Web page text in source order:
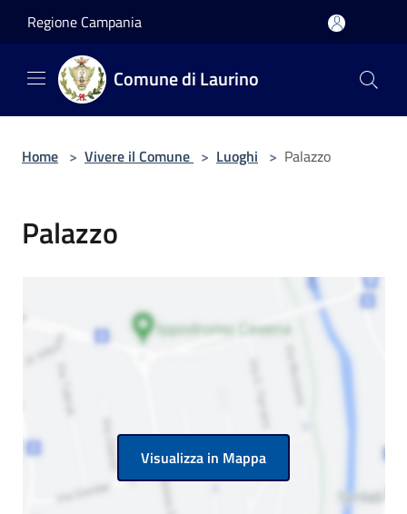
Regione Campania
Comune di Laurino
Home > Vivere il Comune > Luoghi > Palazzo
Palazzo
Visualizza in Mappa